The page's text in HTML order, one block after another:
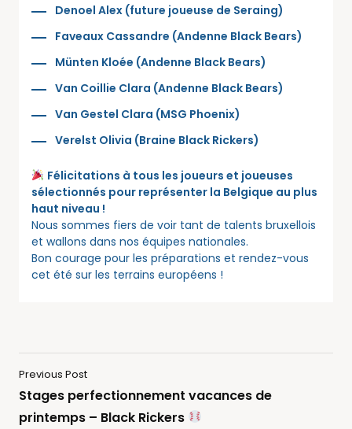
Denoel Alex (future joueuse de Seraing)
Faveaux Cassandre (Andenne Black Bears)
Münten Kloée (Andenne Black Bears)
Van Coillie Clara (Andenne Black Bears)
Van Gestel Clara (MSG Phoenix)
Verelst Olivia (Braine Black Rickers)
Félicitations à tous les joueurs et joueuses
sélectionnés pour représenter la Belgique au plus
haut niveau !
Nous sommes fiers de voir tant de talents bruxellois
et wallons dans nos équipes nationales.
Bon courage pour les préparations et rendez-vous
cet été sur les terrains européens !
Previous Post
Stages perfectionnement vacances de
printemps – Black Rickers